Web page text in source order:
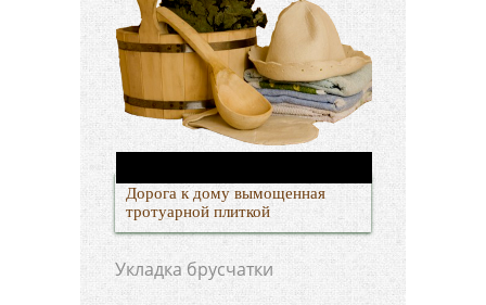
Дорога к дому вымощенная
тротуарной плиткой
Укладка брусчатки